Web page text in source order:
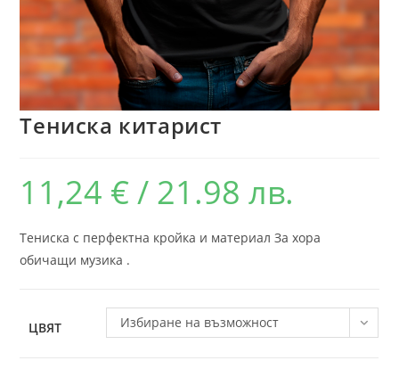
Тениска китарист
11,24 € / 21.98 лв.
Тениска с перфектна кройка и материал За хора
обичащи музика .
ЦВЯТ Избиране на възможност